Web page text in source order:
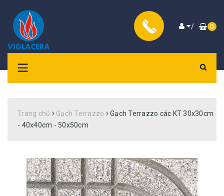
/ 0
Trang chủ Gạch Terrazzo
Gạch Terrazzo các KT 30x30cm
- 40x40cm - 50x50cm